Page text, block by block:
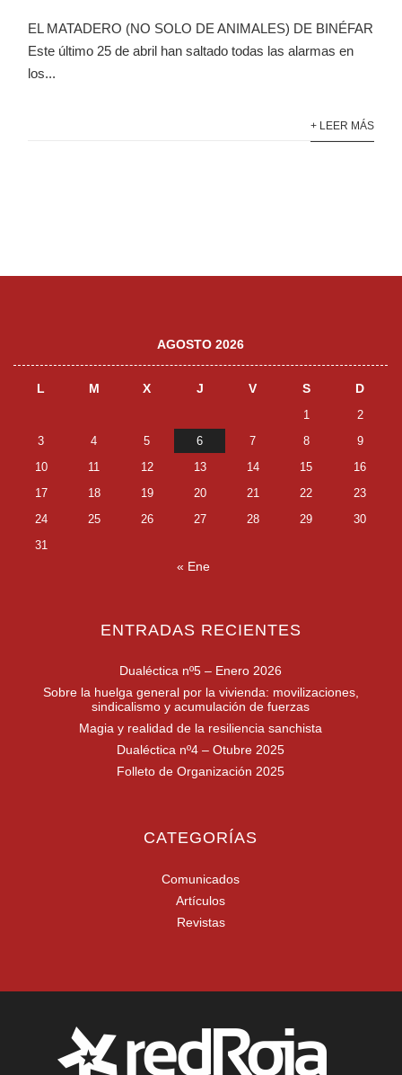
EL MATADERO (NO SOLO DE ANIMALES) DE BINÉFAR
Este último 25 de abril han saltado todas las alarmas en
los...
+ LEER MÁS
AGOSTO 2026
L M X J V S D
1
2
3
4 5 6 7 8
9
10
11 12 13 14 15
16
17
18 19 20 21 22
23
24
25 26 27 28 29
30
31
« Ene
ENTRADAS RECIENTES
Dualéctica nº5 – Enero 2026
Sobre la huelga general por la vivienda: movilizaciones,
sindicalismo y acumulación de fuerzas
Magia y realidad de la resiliencia sanchista
Dualéctica nº4 – Otubre 2025
Folleto de Organización 2025
CATEGORÍAS
Comunicados
Artículos
Revistas